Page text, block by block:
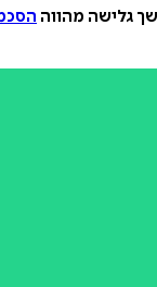
גלישה מהווה